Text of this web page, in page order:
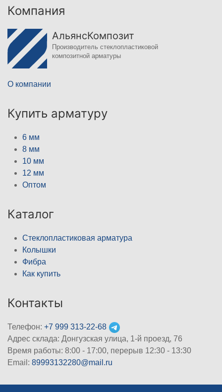
Компания
АльянсКомпозит
Производитель стеклопластиковой
композитной арматуры
О компании
Купить арматуру
6 мм
8 мм
10 мм
12 мм
Оптом
Каталог
Стеклопластиковая арматура
Колышки
Фибра
Как купить
Контакты
Телефон: +7 999 313-22-68
Адрес склада: Донгузская улица, 1-й проезд, 76
Время работы: 8:00 - 17:00, перерыв 12:30 - 13:30
Email: 89993132280@mail.ru